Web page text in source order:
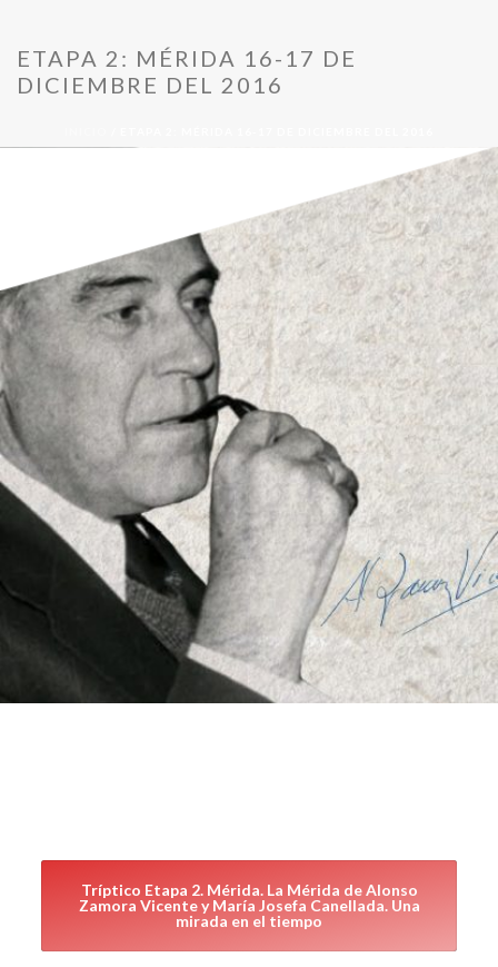
ETAPA 2: MÉRIDA 16-17 DE
DICIEMBRE DEL 2016
Tríptico Etapa 2. Mérida. La Mérida de Alonso
Zamora Vicente y María Josefa Canellada. Una
mirada en el tiempo